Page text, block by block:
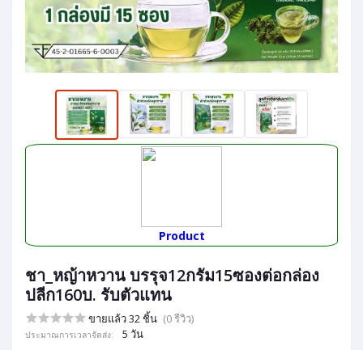
Product
ชา_หญ้าหวาน บรรุจ12กรัม15ซองต่อกล่อง
ปลีก160บ. รับตัวแทน
ขายแล้ว 32 ชิ้น (0 รีวิว)
ประมาณการเวลาจัดส่ง: 5 วัน